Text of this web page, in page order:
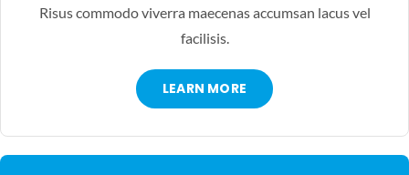
Risus commodo viverra maecenas accumsan lacus vel
facilisis.
LEARN MORE